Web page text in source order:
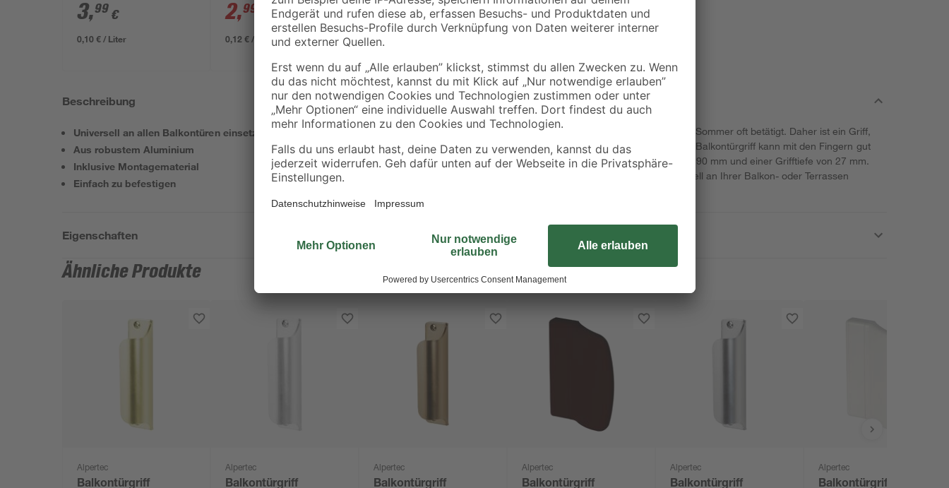
3,99 €
0,10 € / Liter
2,99 3,29 €
0,12 € / Kilogramm
5,99 €
0,60 € / Liter
10,99€
Beschreibung
Universell an allen Balkontüren einsetzbar
Aus robustem Aluminium
Inklusive Montagematerial
Einfach zu befestigen
Gerade Balkon- oder Terrassentüren werden im Sommer oft betätigt. Daher ist ein Griff,
der gut in der Hand liegt, sehr vorteilhaft. Dieser Balkontürgriff kann mit den Fingern gut
gegriffen werden. Das liegt an seiner Länge von 90 mm und einer Grifftiefe von 27 mm.
Mithilfe von zwei Schrauben haben Sie ihn schnell an Ihrer Balkon- oder Terrassen
Eigenschaften
Ähnliche Produkte
Alpertec
Balkontürgriff
Alpertec
Balkontürgriff
Alpertec
Balkontürgriff
Alpertec
Balkontürgriff
Alpertec
Balkontürgriff
Alpertec
Balkontürgriff 7,1 x